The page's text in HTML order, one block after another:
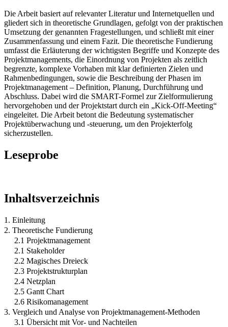
Die Arbeit basiert auf relevanter Literatur und Internetquellen und
gliedert sich in theoretische Grundlagen, gefolgt von der praktischen
Umsetzung der genannten Fragestellungen, und schließt mit einer
Zusammenfassung und einem Fazit. Die theoretische Fundierung
umfasst die Erläuterung der wichtigsten Begriffe und Konzepte des
Projektmanagements, die Einordnung von Projekten als zeitlich
begrenzte, komplexe Vorhaben mit klar definierten Zielen und
Rahmenbedingungen, sowie die Beschreibung der Phasen im
Projektmanagement – Definition, Planung, Durchführung und
Abschluss. Dabei wird die SMART-Formel zur Zielformulierung
hervorgehoben und der Projektstart durch ein „Kick-Off-Meeting“
eingeleitet. Die Arbeit betont die Bedeutung systematischer
Projektüberwachung und -steuerung, um den Projekterfolg
sicherzustellen.
Leseprobe
Inhaltsverzeichnis
1. Einleitung
2. Theoretische Fundierung
2.1 Projektmanagement
2.1 Stakeholder
2.2 Magisches Dreieck
2.3 Projektstrukturplan
2.4 Netzplan
2.5 Gantt Chart
2.6 Risikomanagement
3. Vergleich und Analyse von Projektmanagement-Methoden
3.1 Übersicht mit Vor- und Nachteilen